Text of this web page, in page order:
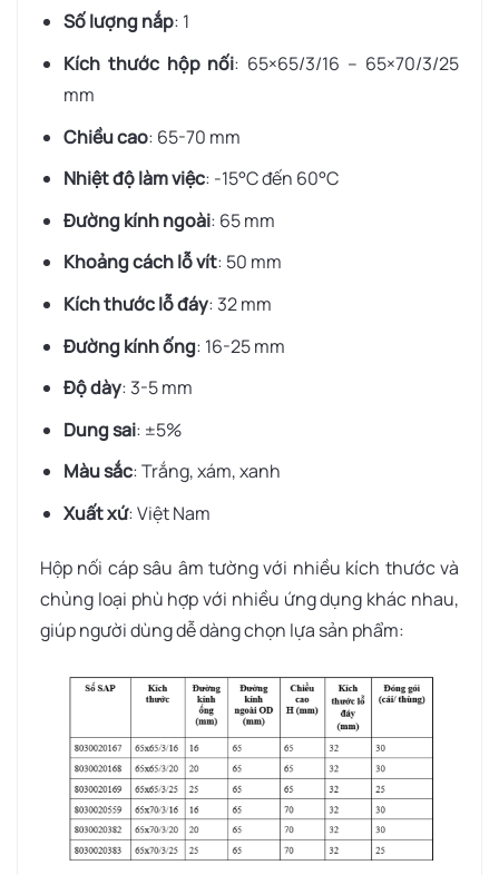
Số lượng nắp: 1
Kích thước hộp nối: 65×65/3/16 – 65×70/3/25
mm
Chiều cao: 65-70 mm
Nhiệt độ làm việc: -15°C đến 60°C
Đường kính ngoài: 65 mm
Khoảng cách lỗ vít: 50 mm
Kích thước lỗ đáy: 32 mm
Đường kính ống: 16-25 mm
Độ dày: 3-5 mm
Dung sai: ±5%
Màu sắc: Trắng, xám, xanh
Xuất xứ: Việt Nam
Hộp nối cáp sâu âm tường với nhiều kích thước và
chủng loại phù hợp với nhiều ứng dụng khác nhau,
giúp người dùng dễ dàng chọn lựa sản phẩm: